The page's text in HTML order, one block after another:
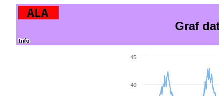
Graf
40
45